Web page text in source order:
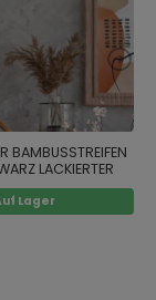
BAMBUSSTREIFEN
LACKIERTER
STAHL
Lager